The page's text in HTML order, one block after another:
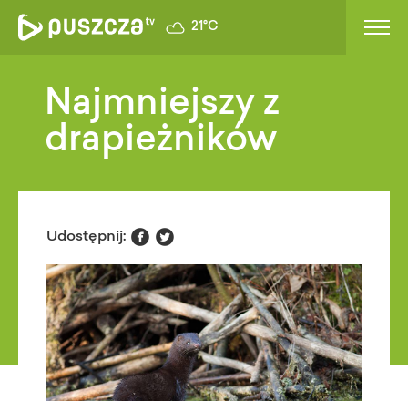
21°C
Najmniejszy z
drapieżników
Udostępnij:  